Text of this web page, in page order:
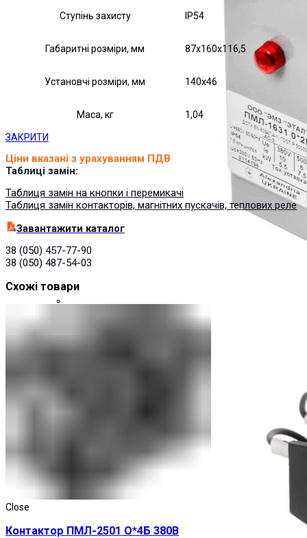
Ступінь захисту IP54
Габаритні розміри, мм 87х160х116,5
Установчі розміри, мм 140х46
Маса, кг 1,04
ЗАКРИТИ
Ціни вказані з урахуванням ПДВ
Таблиці замін:
Таблиця замін на кнопки і перемикачі
Таблиця замін контакторів, магнітних пускачів, теплових реле
Завантажити каталог
38 (050) 457-77-90
38 (050) 487-54-03
Схожі товари
Close
Контактор ПМЛ-2501 О*4Б 380В